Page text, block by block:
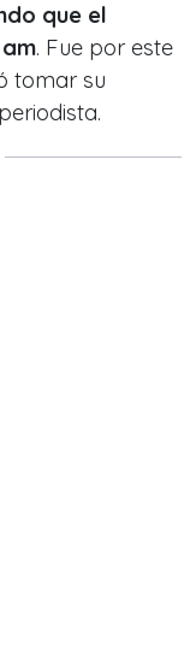
que el
. Fue por este
tomar su